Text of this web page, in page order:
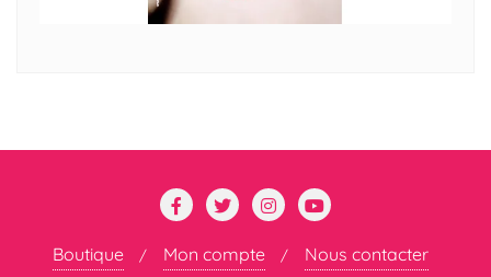
Boutique Mon compte
Nous contacter